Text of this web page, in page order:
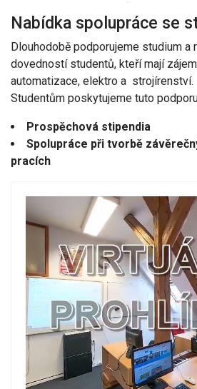
Nabídka spolupráce se
Dlouhodobě podporujeme studium a
dovedností studentů, kteří mají
automatizace, elektro a strojírenství.
Studentům poskytujeme tuto
Prospěchová stipendia
Spolupráce při tvorbě
pracích